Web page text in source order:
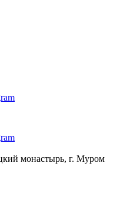
монастырь, г. Муром